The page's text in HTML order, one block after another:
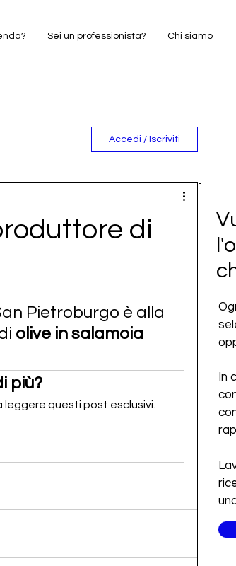
Sei un professionista? Chi siamo
Accedi / Iscriviti
di
Pietroburgo è alla
olive in salamoia
più?
questi post esclusivi.
In